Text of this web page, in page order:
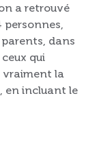
a retrouvé
dans
qui
vraiment la
en incluant le